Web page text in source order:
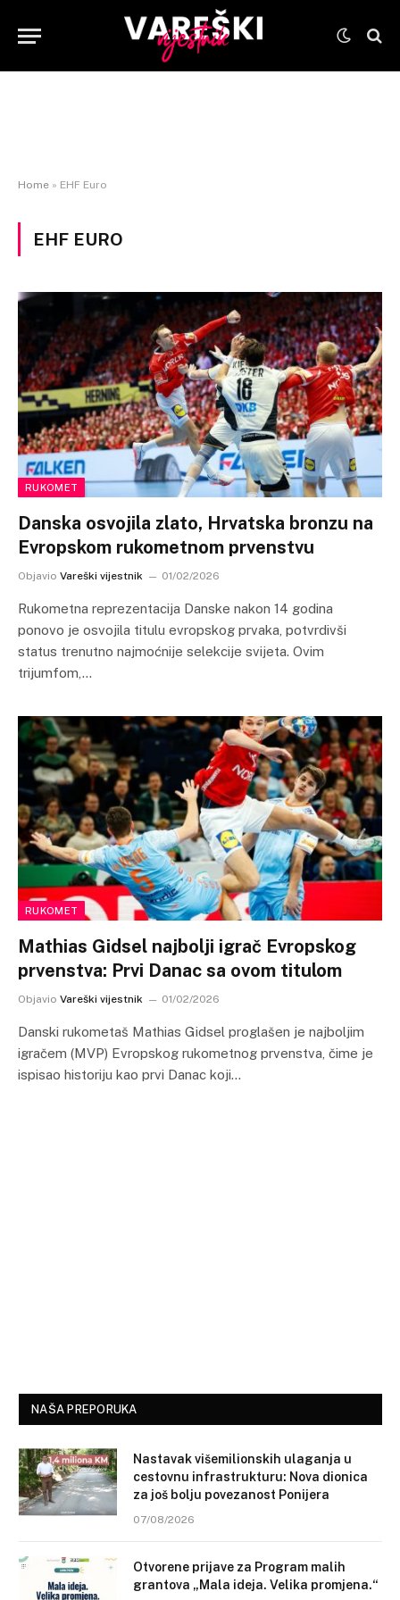
Home » EHF Euro
EHF EURO
RUKOMET
Danska osvojila zlato, Hrvatska bronzu na
Evropskom rukometnom prvenstvu
Objavio Vareški vijestnik 01/02/2026
Rukometna reprezentacija Danske nakon 14 godina
ponovo je osvojila titulu evropskog prvaka, potvrdivši
status trenutno najmoćnije selekcije svijeta. Ovim
trijumfom,…
RUKOMET
Mathias Gidsel najbolji igrač Evropskog
prvenstva: Prvi Danac sa ovom titulom
Objavio Vareški vijestnik 01/02/2026
Danski rukometaš Mathias Gidsel proglašen je najboljim
igračem (MVP) Evropskog rukometnog prvenstva, čime je
ispisao historiju kao prvi Danac koji…
NAŠA PREPORUKA
Nastavak višemilionskih ulaganja u
cestovnu infrastrukturu: Nova dionica
za još bolju povezanost Ponijera
07/08/2026
Otvorene prijave za Program malih
grantova „Mala ideja. Velika promjena.“